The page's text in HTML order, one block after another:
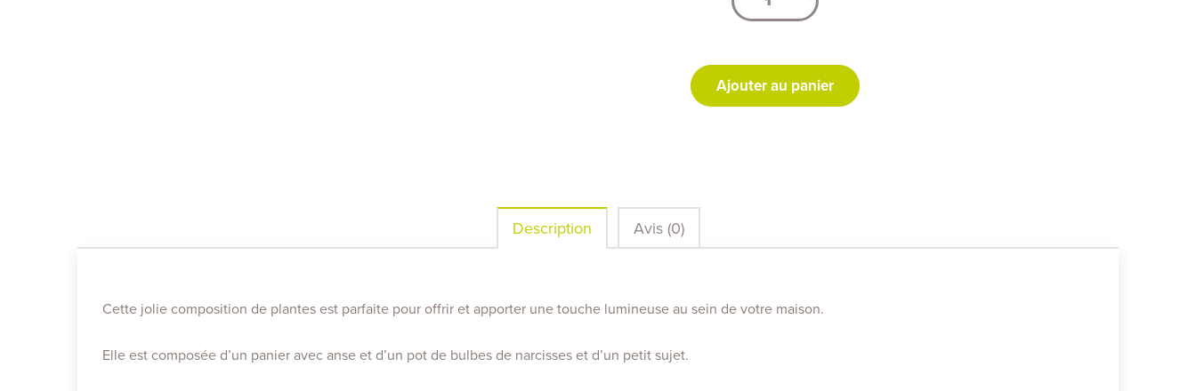
de
ma
Ajouter au panier
Description Avis (0)
Cette jolie composition de plantes est parfaite pour offrir et apporter une touche lumineuse au sein de votre maison.
Elle est composée d’un panier avec anse et d’un pot de bulbes de narcisses et d’un petit sujet.